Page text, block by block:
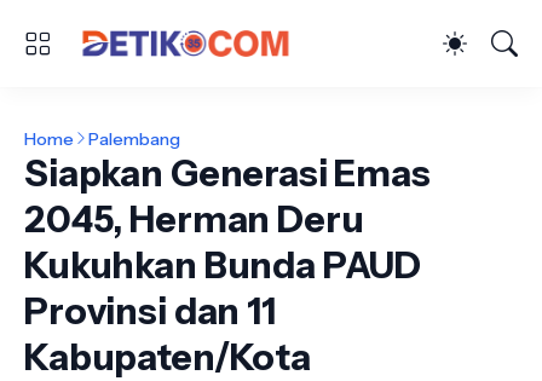
Home Palembang
Siapkan Generasi Emas
2045, Herman Deru
Kukuhkan Bunda PAUD
Provinsi dan 11
Kabupaten/Kota